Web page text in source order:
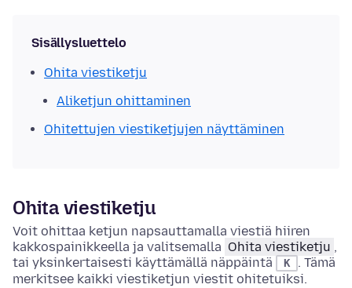
Sisällysluettelo
Ohita viestiketju
Aliketjun ohittaminen
Ohitettujen viestiketjujen näyttäminen
Ohita viestiketju
Voit ohittaa ketjun napsauttamalla viestiä hiiren
kakkospainikkeella ja valitsemalla Ohita viestiketju ,
tai yksinkertaisesti käyttämällä näppäintä
K
. Tämä
merkitsee kaikki viestiketjun viestit ohitetuiksi.